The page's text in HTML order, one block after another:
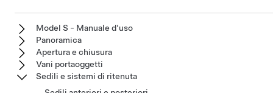
Model S - Manuale d'uso
Panoramica
Apertura e chiusura
Vani portaoggetti
Sedili e sistemi di ritenuta